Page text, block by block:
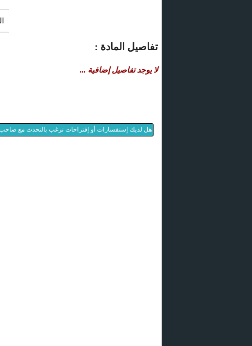
تفاصيل المادة :
لا يوجد تفاصيل إضافية ...
هل لديك إستفسارات أو إقتراحات ترغب بالتحدث مع صاحب